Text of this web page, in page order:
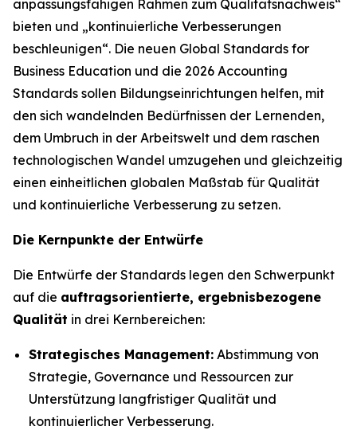
anpassungsfähigen Rahmen zum Qualitätsnachweis“
bieten und „kontinuierliche Verbesserungen
beschleunigen“. Die neuen Global Standards for
Business Education und die 2026 Accounting
Standards sollen Bildungseinrichtungen helfen, mit
den sich wandelnden Bedürfnissen der Lernenden,
dem Umbruch in der Arbeitswelt und dem raschen
technologischen Wandel umzugehen und gleichzeitig
einen einheitlichen globalen Maßstab für Qualität
und kontinuierliche Verbesserung zu setzen.
Die Kernpunkte der Entwürfe
Die Entwürfe der Standards legen den Schwerpunkt
auf die auftragsorientierte, ergebnisbezogene
Qualität in drei Kernbereichen:
Strategisches Management: Abstimmung von
Strategie, Governance und Ressourcen zur
Unterstützung langfristiger Qualität und
kontinuierlicher Verbesserung.